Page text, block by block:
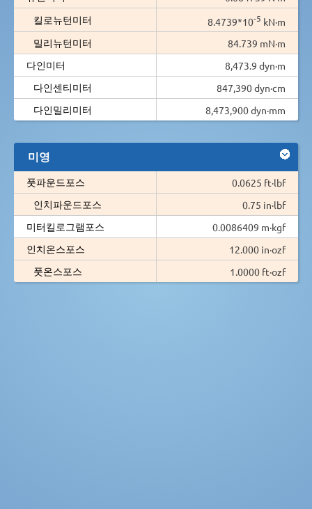
킬로뉴턴미터
8.4739*10-5 kN·m
밀리뉴턴미터
84.739 mN·m
다인미터
8,473.9 dyn·m
다인센티미터
847,390 dyn·cm
다인밀리미터
8,473,900 dyn·mm
미영
풋파운드포스
0.0625 ft·lbf
인치파운드포스
0.75 in·lbf
미터킬로그램포스
0.0086409 m·kgf
인치온스포스
12.000 in·ozf
풋온스포스
1.0000 ft·ozf